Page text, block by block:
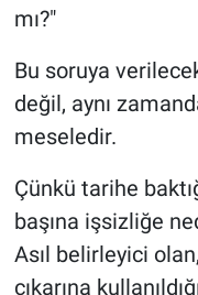
mı?"
Bu soruya
değil, aynı
meseledir.
Çünkü tarihe
başına işsizliğe
Asıl belirleyici
çıkarına